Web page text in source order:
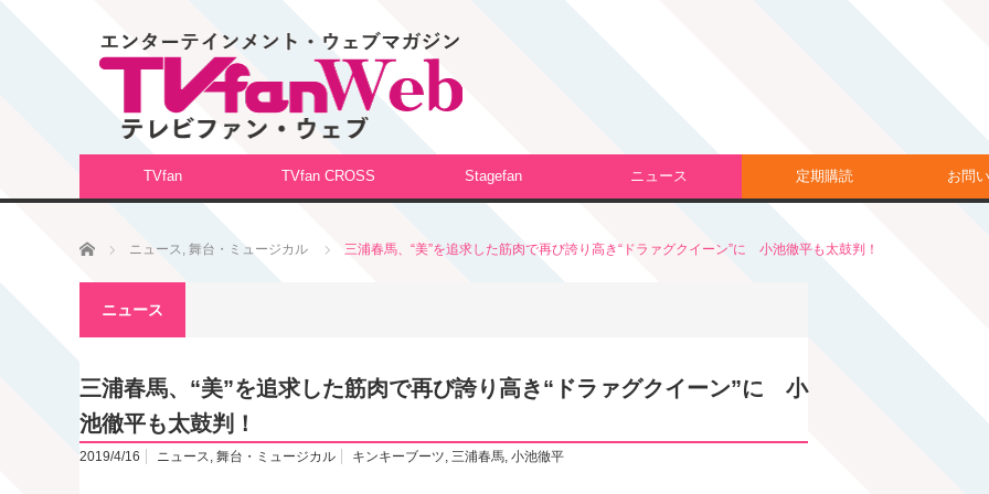
TVfan TVfan CROSS Stagefan ニュース 定期購読 お問
ホーム ニュース, 舞台・ミュージカル 三浦春馬、“美”を追求した筋肉で再び誇り高き“ドラァグクイーン”に 小池徹平も太鼓判！
ニュース
三浦春馬、“美”を追求した筋肉で再び誇り高き“ドラァグクイーン”に 小
池徹平も太鼓判！
2019/4/16 ニュース, 舞台・ミュージカル キンキーブーツ, 三浦春馬, 小池徹平